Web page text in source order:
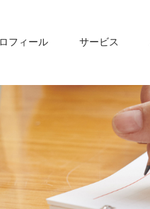
フィール サービス